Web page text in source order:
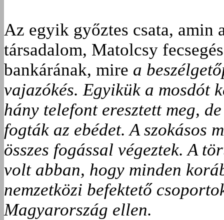
Az egyik győztes csata, amin
társadalom, Matolcsy
bankárának, mire a
vajazókés. Egyikük a mosdót
hány telefont eresztett meg,
fogták az ebédet. A szokásos
összes fogással végeztek. A
volt abban, hogy minden
nemzetközi befektető
Magyarország ellen.